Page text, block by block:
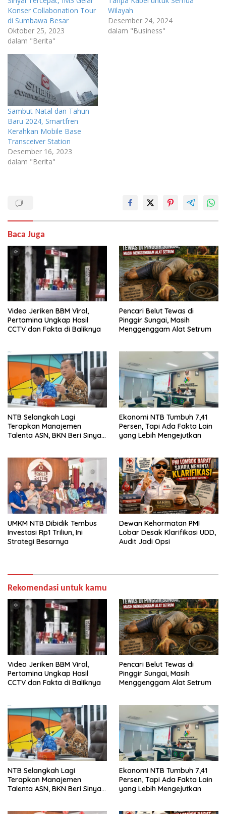
Konser Collabonation Tour
di Sumbawa Besar
Oktober 25, 2023
dalam "Berita"
Wilayah
Desember 24, 2024
dalam "Business"
Sambut Natal dan Tahun
Baru 2024, Smartfren
Kerahkan Mobile Base
Transceiver Station
Desember 16, 2023
dalam "Berita"
Baca Juga
Video Jeriken BBM Viral,
Pertamina Ungkap Hasil
CCTV dan Fakta di Baliknya
Pencari Belut Tewas di
Pinggir Sungai, Masih
Menggenggam Alat Setrum
NTB Selangkah Lagi
Terapkan Manajemen
Talenta ASN, BKN Beri Sinyal
Ekonomi NTB Tumbuh 7,41
Persen, Tapi Ada Fakta Lain
yang Lebih Mengejutkan
UMKM NTB Dibidik Tembus
Investasi Rp1 Triliun, Ini
Strategi Besarnya
Dewan Kehormatan PMI
Lobar Desak Klarifikasi UDD,
Audit Jadi Opsi
Rekomendasi untuk kamu
Video Jeriken BBM Viral,
Pertamina Ungkap Hasil
CCTV dan Fakta di Baliknya
Pencari Belut Tewas di
Pinggir Sungai, Masih
Menggenggam Alat Setrum
NTB Selangkah Lagi
Terapkan Manajemen
Talenta ASN, BKN Beri Sinyal
Ekonomi NTB Tumbuh 7,41
Persen, Tapi Ada Fakta Lain
yang Lebih Mengejutkan